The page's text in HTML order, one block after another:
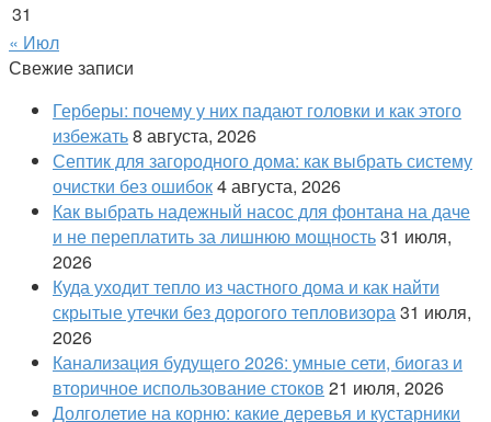
31
« Июл
Свежие записи
Герберы: почему у них падают головки и как этого
избежать8 августа, 2026
Септик для загородного дома: как выбрать систему
очистки без ошибок4 августа, 2026
Как выбрать надежный насос для фонтана на даче
и не переплатить за лишнюю мощность31 июля,
2026
Куда уходит тепло из частного дома и как найти
скрытые утечки без дорогого тепловизора31 июля,
2026
Канализация будущего 2026: умные сети, биогаз и
вторичное использование стоков 21 июля, 2026
Долголетие на корню: какие деревья и кустарники